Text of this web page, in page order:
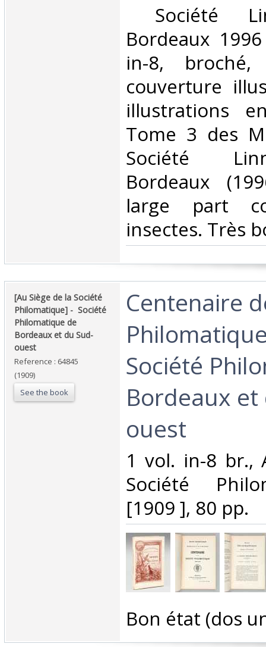
Société
Bordeaux
in-8,
couverture
illustrations
Tome 3 des
Société
Bordeaux
large part
insectes. Très
‎[Au Siège de la Société
Philomatique] - ‎ ‎Société
Philomatique de
Bordeaux et du Sud-
ouest‎
Reference : 64845
(1909)
See the book
‎Centenaire
Société
Bordeaux et
ouest‎
‎1 vol. in-8 br.,
Société
[1909 ], 80 pp.‎
‎Bon état (dos